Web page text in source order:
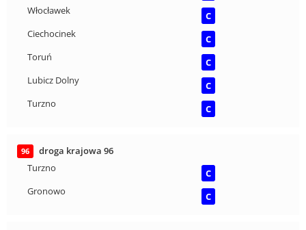
Włocławek
C
Ciechocinek
C
Toruń
C
Lubicz Dolny
C
Turzno
C
96
droga krajowa 96
Turzno
C
Gronowo
C